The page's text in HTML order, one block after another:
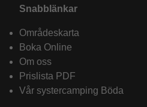
Snabblänkar
Områdeskarta
Boka Online
Om oss
Prislista PDF
Vår systercamping Böda